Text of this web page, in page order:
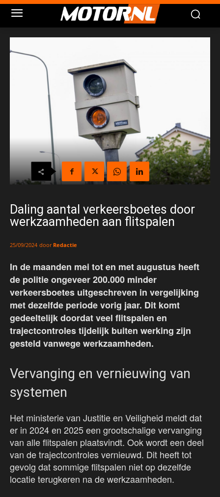
Daling aantal verkeersboetes door
werkzaamheden aan flitspalen
25/09/2024 door Redactie
In de maanden mei tot en met augustus heeft
de politie ongeveer 200.000 minder
verkeersboetes uitgeschreven in vergelijking
met dezelfde periode vorig jaar. Dit komt
gedeeltelijk doordat veel flitspalen en
trajectcontroles tijdelijk buiten werking zijn
gesteld vanwege werkzaamheden.
Vervanging en vernieuwing van
systemen
Het ministerie van Justitie en Veiligheid meldt dat
er in 2024 en 2025 een grootschalige vervanging
van alle flitspalen plaatsvindt. Ook wordt een deel
van de trajectcontroles vernieuwd. Dit heeft tot
gevolg dat sommige flitspalen niet op dezelfde
locatie terugkeren na de werkzaamheden.